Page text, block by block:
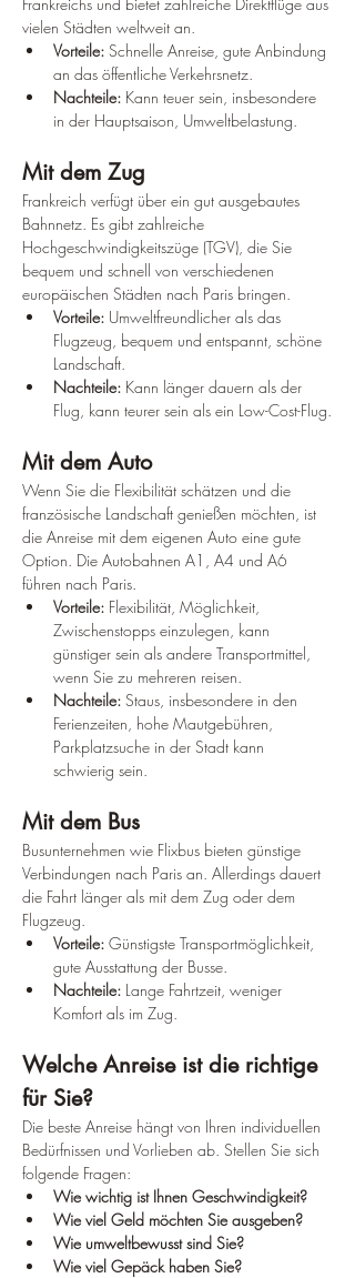
vielen Städten weltweit an.
Vorteile: Schnelle Anreise, gute Anbindung
an das öffentliche Verkehrsnetz.
Nachteile: Kann teuer sein, insbesondere
in der Hauptsaison, Umweltbelastung.
Mit dem Zug
Frankreich verfügt über ein gut ausgebautes
Bahnnetz. Es gibt zahlreiche
Hochgeschwindigkeitszüge (TGV), die Sie
bequem und schnell von verschiedenen
europäischen Städten nach Paris bringen.
Vorteile: Umweltfreundlicher als das
Flugzeug, bequem und entspannt, schöne
Landschaft.
Nachteile: Kann länger dauern als der
Flug, kann teurer sein als ein Low-Cost-Flug.
Mit dem Auto
Wenn Sie die Flexibilität schätzen und die
französische Landschaft genießen möchten, ist
die Anreise mit dem eigenen Auto eine gute
Option. Die Autobahnen A1, A4 und A6
führen nach Paris.
Vorteile: Flexibilität, Möglichkeit,
Zwischenstopps einzulegen, kann
günstiger sein als andere Transportmittel,
wenn Sie zu mehreren reisen.
Nachteile: Staus, insbesondere in den
Ferienzeiten, hohe Mautgebühren,
Parkplatzsuche in der Stadt kann
schwierig sein.
Mit dem Bus
Busunternehmen wie Flixbus bieten günstige
Verbindungen nach Paris an. Allerdings dauert
die Fahrt länger als mit dem Zug oder dem
Flugzeug.
Vorteile: Günstigste Transportmöglichkeit,
gute Ausstattung der Busse.
Nachteile: Lange Fahrtzeit, weniger
Komfort als im Zug.
Welche Anreise ist die richtige
für Sie?
Die beste Anreise hängt von Ihren individuellen
Bedürfnissen und Vorlieben ab. Stellen Sie sich
folgende Fragen:
Wie wichtig ist Ihnen Geschwindigkeit?
Wie viel Geld möchten Sie ausgeben?
Wie umweltbewusst sind Sie?
Wie viel Gepäck haben Sie?